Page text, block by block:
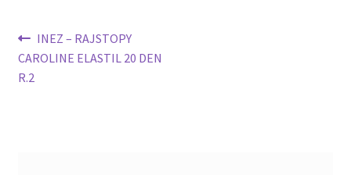
Nawigacja
wpisu
Poprzedni
wpis:
INEZ – RAJSTOPY
CAROLINE ELASTIL 20 DEN
R.2